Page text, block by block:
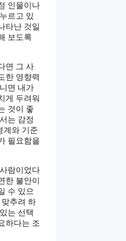
인물이나
르고 있
타난 것일
보도록
면 그 사
한 영향력
면 내가
게 두려워
것이 좋
는 감정
계와 기준
필요함을
람이었다
한 불안이
수 있으
맞추려 하
는 선택
하다는 조